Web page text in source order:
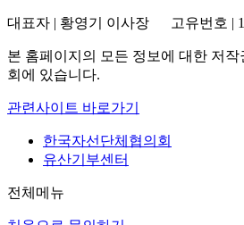
대표자 | 황영기 이사장 고유번호 |
본 홈페이지의 모든 정보에 대한 저작
회에 있습니다.
관련사이트 바로가기
한국자선단체협의회
유산기부센터
전체메뉴